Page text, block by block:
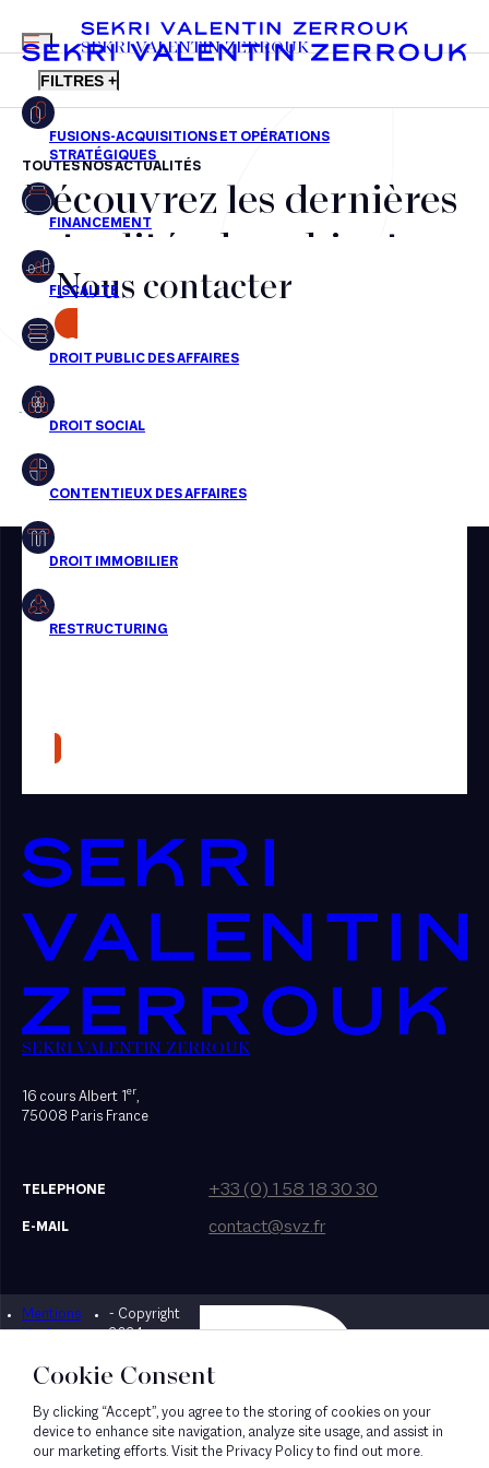
FR EN
MENU
SEKRI VALENTIN ZERROUK
FILTRES +
Fusions-acquisitions et opérations stratégiques
Financement
Fiscalité
Droit public des affaires
Droit social
Droit immobilier
Restructuring
Presse
TOUTES NOS ACTUALITÉS
Découvrez les dernières
actualités du cabinet,
nos récompenses et nos
transactions, jour après
jour
Aucun résultats pour cette recherche
Nous contacter
SEKRI VALENTIN ZERROUK
16 cours Albert 1er,
75008 Paris France
TELEPHONE +33 (0) 1 58 18 30 30
E-MAIL contact@svz.fr
Mentions
légales
- Copyright
2024
Designed by Bonhomme
Cookie Consent
By clicking “Accept”, you agree to the storing of cookies on your
device to enhance site navigation, analyze site usage, and assist in
our marketing efforts. Visit the Privacy Policy to find out more.